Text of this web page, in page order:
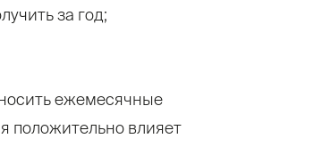
за год;
ежемесячные
положительно влияет